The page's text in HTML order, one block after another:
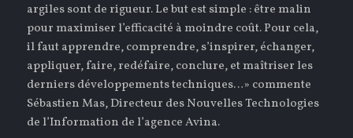
argiles sont de rigueur. Le but est simple : être malin
pour maximiser l’efficacité à moindre coût. Pour cela,
il faut apprendre, comprendre, s’inspirer, échanger,
appliquer, faire, redéfaire, conclure, et maîtriser les
derniers développements techniques…» commente
Sébastien Mas, Directeur des Nouvelles Technologies
de l’Information de l’agence Avina.